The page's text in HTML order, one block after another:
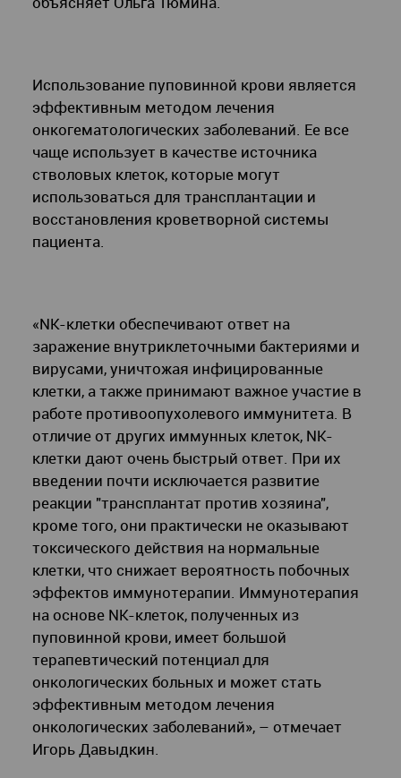
Использование пуповинной крови является
эффективным методом лечения
онкогематологических заболеваний. Ее все
чаще использует в качестве источника
стволовых клеток, которые могут
использоваться для трансплантации и
восстановления кроветворной системы
пациента.
«NK-клетки обеспечивают ответ на
заражение внутриклеточными бактериями и
вирусами, уничтожая инфицированные
клетки, а также принимают важное участие в
работе противоопухолевого иммунитета. В
отличие от других иммунных клеток, NK-
клетки дают очень быстрый ответ. При их
введении почти исключается развитие
реакции "трансплантат против хозяина",
кроме того, они практически не оказывают
токсического действия на нормальные
клетки, что снижает вероятность побочных
эффектов иммунотерапии. Иммунотерапия
на основе NK-клеток, полученных из
пуповинной крови, имеет большой
терапевтический потенциал для
онкологических больных и может стать
эффективным методом лечения
онкологических заболеваний», – отмечает
Игорь Давыдкин.